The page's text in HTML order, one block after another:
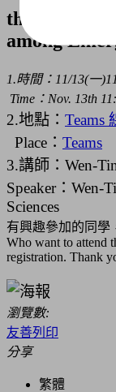
the
among
1.時間： 11/13(一
Time：Nov. 13th
2.地點： Teams
Place： Teams
3.講師： Wen-
Speaker： Wen-
Sciences
有興趣參加的同學
Who want to attend
registration. Thank
瀏覽數:
友善列印
分享
繁體